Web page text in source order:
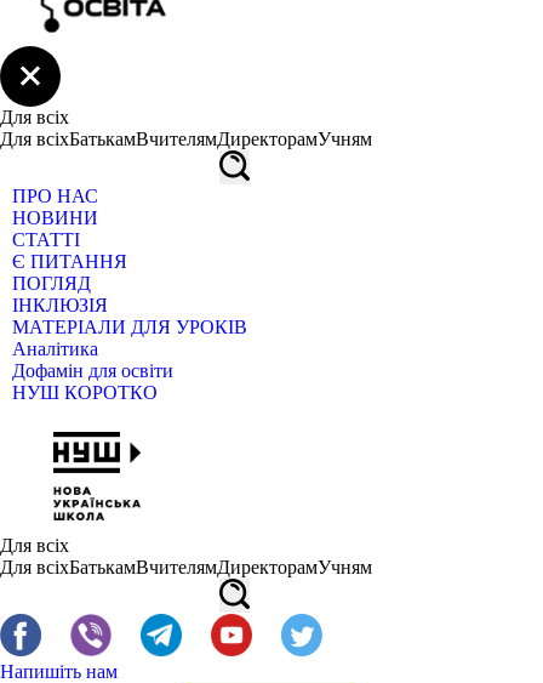
Для всіх
Для всіхБатькамВчителямДиректорамУчням
ПРО НАС
НОВИНИ
СТАТТІ
Є ПИТАННЯ
ПОГЛЯД
ІНКЛЮЗІЯ
МАТЕРІАЛИ ДЛЯ УРОКІВ
Аналітика
Дофамін для освіти
НУШ КОРОТКО
Для всіх
Для всіхБатькамВчителямДиректорамУчням
Напишіть нам